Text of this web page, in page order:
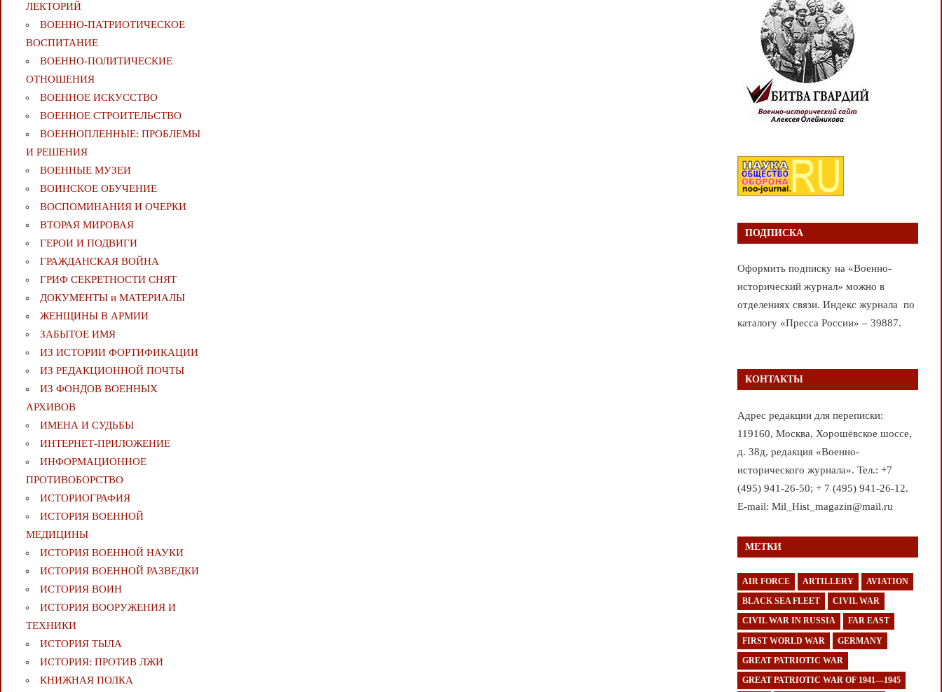
ЛЕКТОРИЙ
ВОЕННО-ПАТРИОТИЧЕСКОЕ
ВОСПИТАНИЕ
ВОЕННО-ПОЛИТИЧЕСКИE
ОТНОШЕНИЯ
ВОЕННОЕ ИСКУССТВО
ВОЕННОЕ СТРОИТЕЛЬСТВО
ВОЕННОПЛЕННЫЕ: ПРОБЛЕМЫ
И РЕШЕНИЯ
ВОЕННЫЕ МУЗЕИ
ВОИНСКОЕ ОБУЧЕНИЕ
ВОСПОМИНАНИЯ И ОЧЕРКИ
ВТОРАЯ МИРОВАЯ
ГЕРОИ И ПОДВИГИ
ГРАЖДАНСКАЯ ВОЙНА
ГРИФ СЕКРЕТНОСТИ СНЯТ
ДОКУМЕНТЫ и МАТЕРИАЛЫ
ЖЕНЩИНЫ В АРМИИ
ЗАБЫТОЕ ИМЯ
ИЗ ИСТОРИИ ФОРТИФИКАЦИИ
ИЗ РЕДАКЦИОННОЙ ПОЧТЫ
ИЗ ФОНДОВ ВОЕННЫХ
АРХИВОВ
ИМЕНА И СУДЬБЫ
ИНТЕРНЕТ-ПРИЛОЖЕНИЕ
ИНФОРМАЦИОННОЕ
ПРОТИВОБОРСТВО
ИСТОРИОГРАФИЯ
ИСТОРИЯ ВОЕННОЙ
МЕДИЦИНЫ
ИСТОРИЯ ВОЕННОЙ НАУКИ
ИСТОРИЯ ВОЕННОЙ РАЗВЕДКИ
ИСТОРИЯ ВОИН
ИСТОРИЯ ВООРУЖЕНИЯ И
ТЕХНИКИ
ИСТОРИЯ ТЫЛА
ИСТОРИЯ: ПРОТИВ ЛЖИ
КНИЖНАЯ ПОЛКА
ПОДПИСКА
Оформить подписку на «Военно-
исторический журнал» можно в
отделениях связи. Индекс журнала по
каталогу «Пресса России» – 39887.
КОНТАКТЫ
Адрес редакции для переписки:
119160, Москва, Хорошёвское шоссе,
д. 38д, редакция «Военно-
исторического журнала». Тел.: +7
(495) 941-26-50; + 7 (495) 941-26-12.
E-mail: Mil_Hist_magazin@mail.ru
МЕТКИ
AIR FORCE ARTILLERY AVIATION
BLACK SEA FLEET CIVIL WAR
CIVIL WAR IN RUSSIA FAR EAST
FIRST WORLD WAR GERMANY
GREAT PATRIOTIC WAR
GREAT PATRIOTIC WAR OF 1941—1945